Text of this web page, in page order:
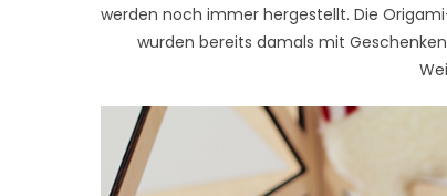
werden noch immer hergestellt. Die
wurden bereits damals mit